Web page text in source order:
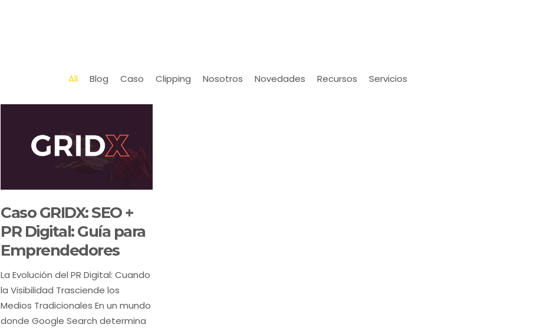
All Blog Caso Clipping Nosotros Novedades Recursos Servicios
Caso GRIDX: SEO +
PR Digital: Guía para
Emprendedores
La Evolución del PR Digital: Cuando
la Visibilidad Trasciende los
Medios Tradicionales En un mundo
donde Google Search determina